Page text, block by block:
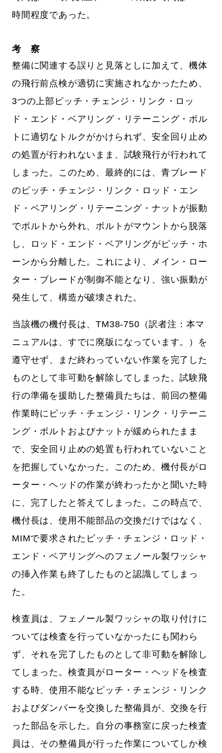
時間程度であった。
考 察
整備に関連する誤りと見落としに加えて、機体
の飛行前点検が適切に実施されなかったため、
3つの上部ピッチ・チェンジ・リンク・ロッ
ド・エンド・ベアリング・リテーニング・ボル
トに適切なトルクがかけられず、安全回り止め
の処置が行われないまま、試験飛行が行われて
しまった。このため、最終的には、青ブレード
のピッチ・チェンジ・リンク・ロッド・エン
ド・ベアリング・リテーニング・ナットが振動
でボルトから外れ、ボルトがマウントから脱落
し、ロッド・エンド・ベアリングがピッチ・ホ
ーンから分離した。これにより、メイン・ロー
ター・ブレードが制御不能となり、強い振動が
発生して、構造が破壊された。
当該機の機付長は、TM38-750（訳者注：本マ
ニュアルは、すでに廃版になっています。）を
遵守せず、まだ終わっていない作業を完了した
ものとして非可動を解除してしまった。試験飛
行の準備を援助した整備員たちは、前回の整備
作業時にピッチ・チェンジ・リンク・リテーニ
ング・ボルトおよびナットが緩められたまま
で、安全回り止めの処置も行われていないこと
を把握していなかった。このため、機付長がロ
ーター・ヘッドの作業が終わったかと聞いた時
に、完了したと答えてしまった。この時点で、
機付長は、使用不能部品の交換だけではなく、
MIMで要求されたピッチ・チェンジ・ロッド・
エンド・ベアリングへのフェノール製ワッシャ
の挿入作業も終了したものと認識してしまっ
た。
検査員は、フェノール製ワッシャの取り付けに
ついては検査を行っていなかったにも関わら
ず、それを完了したものとして非可動を解除し
てしまった。検査員がローター・ヘッドを検査
する時、使用不能なピッチ・チェンジ・リンク
およびダンパーを交換した整備員が、交換を行
った部品を示した。自分の事務室に戻った検査
員は、その整備員が行った作業についてしか検